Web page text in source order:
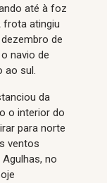
até à foz
frota atingiu
de
navio de
ao sul.
da
o interior do
para norte
ventos
no